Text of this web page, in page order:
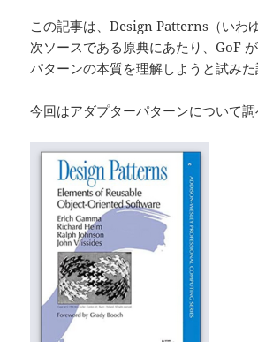
この記事は、Design Patterns（いわ
次ソースである原典にあたり、GoF
パターンの本質を理解しようと試みた
今回はアダプターパターンについて調